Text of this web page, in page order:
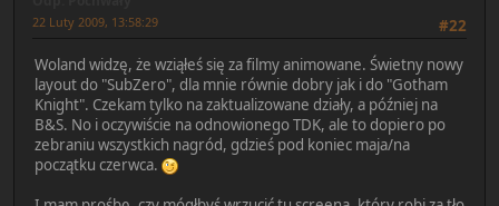
#22
22 Luty 2009, 13:58:29
Woland widzę, że wziąłeś się za filmy animowane. Świetny nowy
layout do "SubZero", dla mnie równie dobry jak i do "Gotham
Knight". Czekam tylko na zaktualizowane działy, a później na
B&S. No i oczywiście na odnowionego TDK, ale to dopiero po
zebraniu wszystkich nagród, gdzieś pod koniec maja/na
początku czerwca.